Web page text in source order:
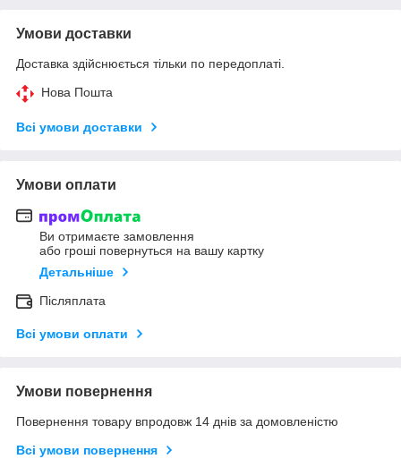
Умови доставки
Доставка здійснюється тільки по передоплаті.
Нова Пошта
Всі умови доставки
Умови оплати
Ви отримаєте замовлення
або гроші повернуться на вашу картку
Детальніше
Післяплата
Всі умови оплати
Умови повернення
Повернення товару впродовж 14 днів за домовленістю
Всі умови повернення